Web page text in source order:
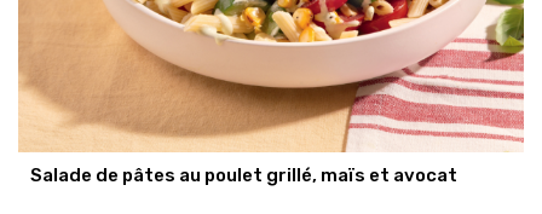
Salade de pâtes au poulet grillé, maïs et avocat